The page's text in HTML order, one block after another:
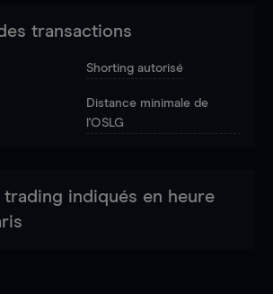
transactions
Shorting autorisé
Distance minimale de
l'OSLG
trading indiqués en heure